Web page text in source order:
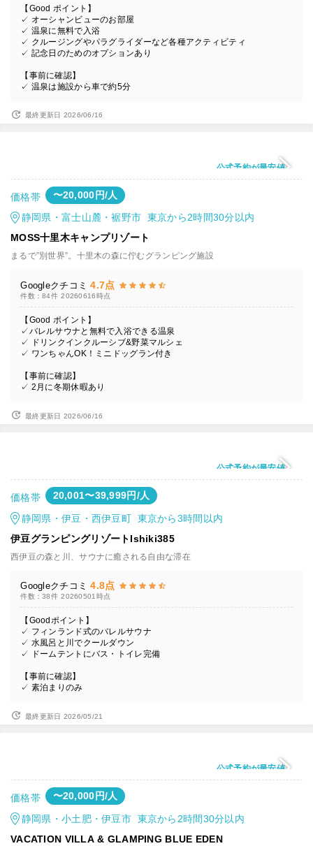
【Good ポイント】
✓ オーシャンビューのお部屋
✓ 温泉に無料で入浴
✓ クルージングやパラグライダーなど各種アクティビティ
✓ 記念日のためのオプションあり
【事前に確認】
✓ 温泉は施設から車で約5分
最終更新日 2026/06/16
公式予約が最安値
価格帯 〜20,000円/人
静岡県・富士山麓・裾野市 東京から2時間30分以内
MOSS十里木キャンプリゾート
まるで”別世界”。十里木の森に佇むグランピング施設
Googleクチコミ 4.7点
件数：84件 20260616時点
【Good ポイント】
✓バレルサウナと無料で入浴できる温泉
✓ ドリンクインクルーシブ&野菜マルシェ
✓ ワンちゃんOK！ミニドッグラン付き
【事前に確認】
✓ 2月に冬期休暇あり
最終更新日 2026/06/16
公式予約が最安値
価格帯 20,001〜39,999円/人
静岡県・伊豆・西伊豆町 東京から3時間以内
伊豆グランピングリゾートIshiki385
西伊豆の森と川、サウナに癒される自由な滞在
Googleクチコミ 4.8点
件数：38件 20260501時点
【Goodポイント】
✓ フィンランド式のバレルサウナ
✓ 水風呂と川でクールダウン
✓ ドームテントにバス・トイレ完備
【事前に確認】
✓ 素泊まりのみ
最終更新日 2026/05/21
公式予約が最安値
価格帯 〜20,000円/人
静岡県・小土肥・伊豆市 東京から2時間30分以内
VACATION VILLA & GLAMPING BLUE EDEN